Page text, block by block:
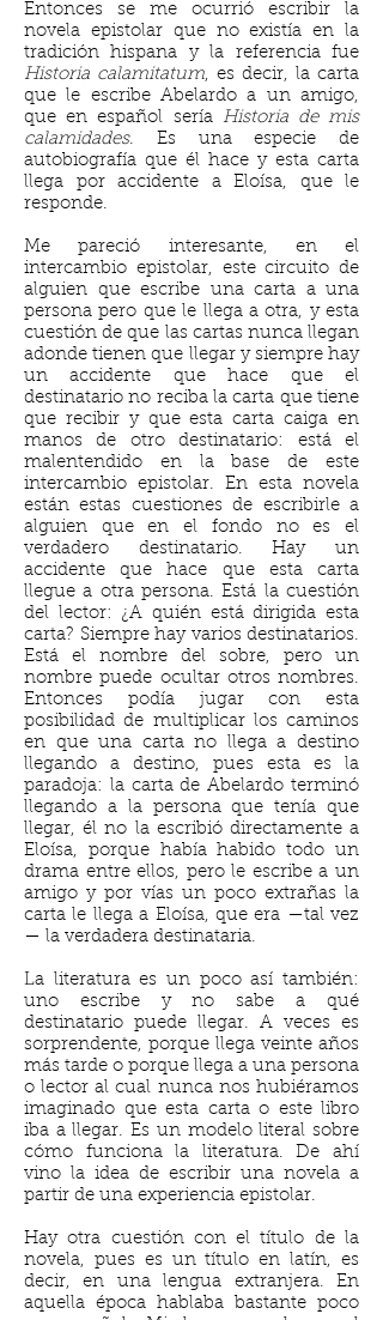
Entonces se me ocurrió escribir la
novela epistolar que no existía en la
tradición hispana y la referencia fue
Historia calamitatum, es decir, la carta
que le escribe Abelardo a un amigo,
que en español sería Historia de mis
calamidades. Es una especie de
autobiografía que él hace y esta carta
llega por accidente a Eloísa, que le
responde.
Me pareció interesante, en el
intercambio epistolar, este circuito de
alguien que escribe una carta a una
persona pero que le llega a otra, y esta
cuestión de que las cartas nunca llegan
adonde tienen que llegar y siempre hay
un accidente que hace que el
destinatario no reciba la carta que tiene
que recibir y que esta carta caiga en
manos de otro destinatario: está el
malentendido en la base de este
intercambio epistolar. En esta novela
están estas cuestiones de escribirle a
alguien que en el fondo no es el
verdadero destinatario. Hay un
accidente que hace que esta carta
llegue a otra persona. Está la cuestión
del lector: ¿A quién está dirigida esta
carta? Siempre hay varios destinatarios.
Está el nombre del sobre, pero un
nombre puede ocultar otros nombres.
Entonces podía jugar con esta
posibilidad de multiplicar los caminos
en que una carta no llega a destino
llegando a destino, pues esta es la
paradoja: la carta de Abelardo terminó
llegando a la persona que tenía que
llegar, él no la escribió directamente a
Eloísa, porque había habido todo un
drama entre ellos, pero le escribe a un
amigo y por vías un poco extrañas la
carta le llega a Eloísa, que era —tal vez
— la verdadera destinataria.
La literatura es un poco así también:
uno escribe y no sabe a qué
destinatario puede llegar. A veces es
sorprendente, porque llega veinte años
más tarde o porque llega a una persona
o lector al cual nunca nos hubiéramos
imaginado que esta carta o este libro
iba a llegar. Es un modelo literal sobre
cómo funciona la literatura. De ahí
vino la idea de escribir una novela a
partir de una experiencia epistolar.
Hay otra cuestión con el título de la
novela, pues es un título en latín, es
decir, en una lengua extranjera. En
aquella época hablaba bastante poco